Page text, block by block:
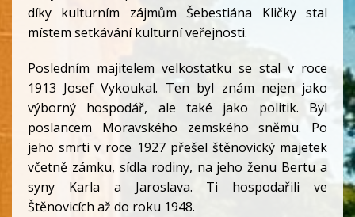
díky kulturním zájmům Šebestiána Kličky stal
místem setkávání kulturní veřejnosti.
Posledním majitelem velkostatku se stal v roce
1913 Josef Vykoukal. Ten byl znám nejen jako
výborný hospodář, ale také jako politik. Byl
poslancem Moravského zemského sněmu. Po
jeho smrti v roce 1927 přešel štěnovický majetek
včetně zámku, sídla rodiny, na jeho ženu Bertu a
syny Karla a Jaroslava. Ti hospodařili ve
Štěnovicích až do roku 1948.